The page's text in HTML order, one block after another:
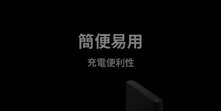
簡便易用
充電便利性